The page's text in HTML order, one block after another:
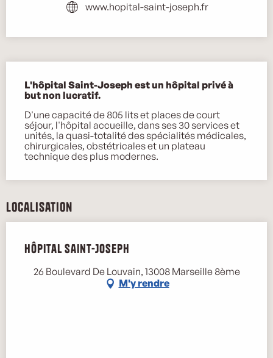
www.hopital-saint-joseph.fr
L'hôpital Saint-Joseph est un hôpital privé à
but non lucratif.
D'une capacité de 805 lits et places de court
séjour, l'hôpital accueille, dans ses 30 services et
unités, la quasi-totalité des spécialités médicales,
chirurgicales, obstétricales et un plateau
technique des plus modernes.
Localisation
Hôpital Saint-Joseph
26 Boulevard De Louvain, 13008 Marseille 8ème
M'y rendre